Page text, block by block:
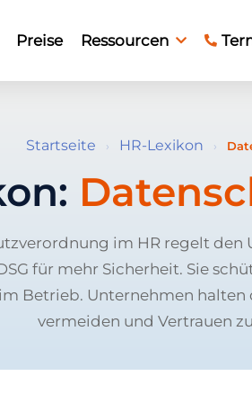
Preise Ressourcen
Startseite › HR-Lexikon ›
im HR regelt
für mehr Sicherheit. Sie
Betrieb. Unternehmen halten
vermeiden und Vertrauen